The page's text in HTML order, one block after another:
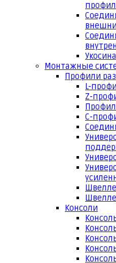
Монтажные
Профили
L-
Z-
С-
Консоли